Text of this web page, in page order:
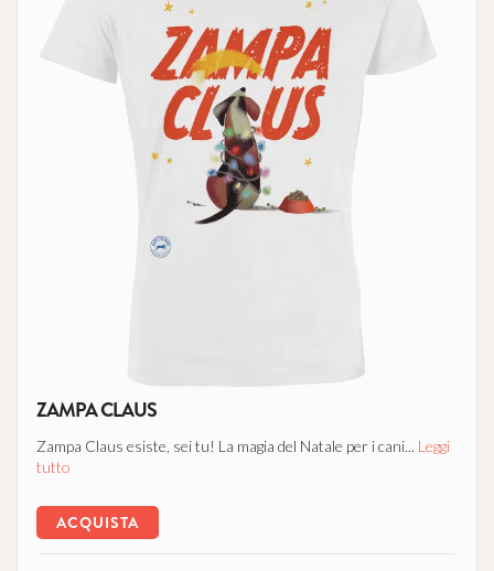
ZAMPA CLAUS
Zampa Claus esiste, sei tu! La magia del Natale per i cani... Leggi
tutto
ACQUISTA